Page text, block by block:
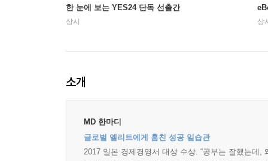
한 눈에 보는 YES24 단독 선출간
상시 상
소개
MD 한마디
글로벌 엘리트에게 훔친 성공 일습관
2017 일본 경제경영서 대상 수상. “공부는 잘했는데